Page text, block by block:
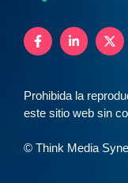
Prohibida la
este sitio web sin
© Think Media